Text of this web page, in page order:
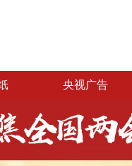
央视广告